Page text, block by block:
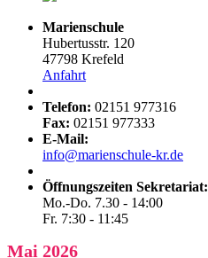
Marienschule
Hubertusstr. 120
47798 Krefeld
Anfahrt
Telefon: 02151 977316
Fax: 02151 977333
E-Mail:
info@marienschule-kr.de
Öffnungszeiten Sekretariat:
Mo.-Do. 7.30 - 14:00
Fr. 7:30 - 11:45
Mai 2026